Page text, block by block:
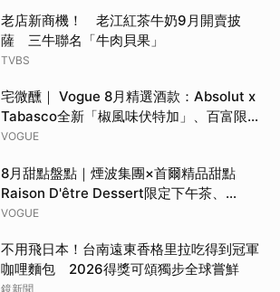
老店新商機！ 老江紅茶牛奶9月開賣披
薩 三牛聯名「牛肉貝果」
TVBS
宅微醺｜ Vogue 8月精選酒款：Absolut x
Tabasco全新「椒風味伏特加」、百富限定
「花時心藝限量禮盒」、WAT x 萬波「紅蘋
VOGUE
8月甜點盤點｜煙波集團×首爾精品甜點
Raison D'être Dessert限定下午茶、
Gelato pique cafe辻利茶舗聯名可麗餅、
VOGUE
不用飛日本！台南遠東香格里拉吃得到冠軍
咖哩麵包 2026得獎可頌獨步全球嘗鮮
鏡新聞